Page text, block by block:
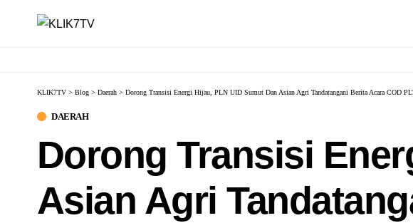
KLIK7TV > Blog > Daerah > Dorong Transisi Energi Hijau, PLN UID Sumut Dan Asian Agri Tandatangani Berita Acara COD
DAERAH
Dorong Transisi
Asian Agri